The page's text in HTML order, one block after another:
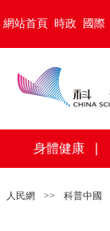
網站首頁 時政 國際
身體健康
人民網 >> 科普中國